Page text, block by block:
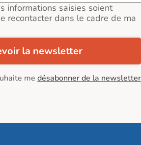
informations saisies soient
recontacter dans le cadre de ma
la newsletter
me désabonner de la newsletter